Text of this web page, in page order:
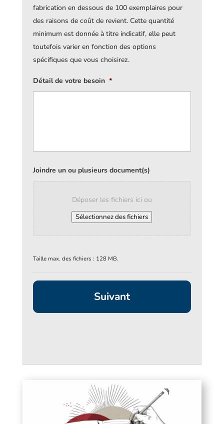
fabrication en dessous de 100 exemplaires pour
des raisons de coût de revient. Cette quantité
minimum est donnée à titre indicatif, elle peut
toutefois varier en fonction des options
spécifiques que vous choisirez.
Détail de votre besoin *
Joindre un ou plusieurs document(s)
Déposer les fichiers ici ou
Sélectionnez des fichiers
Taille max. des fichiers : 128 MB.